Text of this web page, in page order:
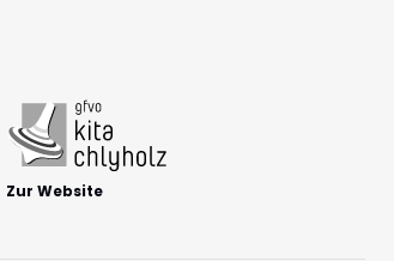
Zur Website